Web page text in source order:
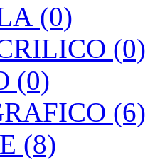
(0)
(0)
(0)
(6)
(8)